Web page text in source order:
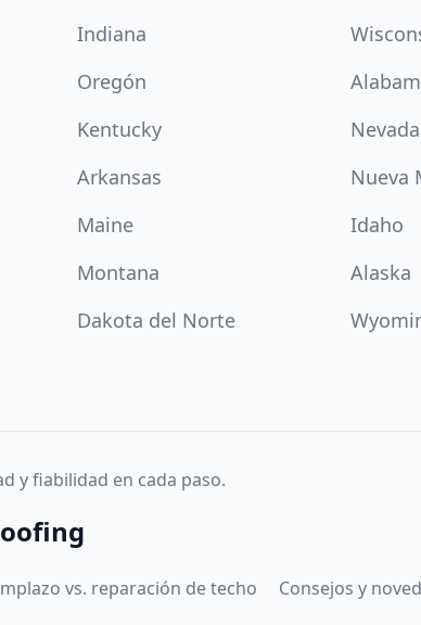
Indiana
Oregón
Kentucky
Nevada
Arkansas
Nueva
Maine
Idaho
Montana
Alaska
Dakota del Norte
y fiabilidad en cada paso.
vs. reparación de techo Consejos y